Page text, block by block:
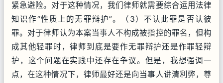
紧急避险。对于这种情况，我们律师就需要综合运用法律
知识作“性质上的无罪辩护”。（3）不认此罪是否认彼
罪。对于律师认为本案当事人不构成被指控的罪名，但构
成其他轻罪时，律师到底是要作无罪辩护还是作罪轻辩
护，这个问题在实践中还存在争议。但是，我想强调一
点，在这种情况下，律师最好还是向当事人讲清利弊，尊